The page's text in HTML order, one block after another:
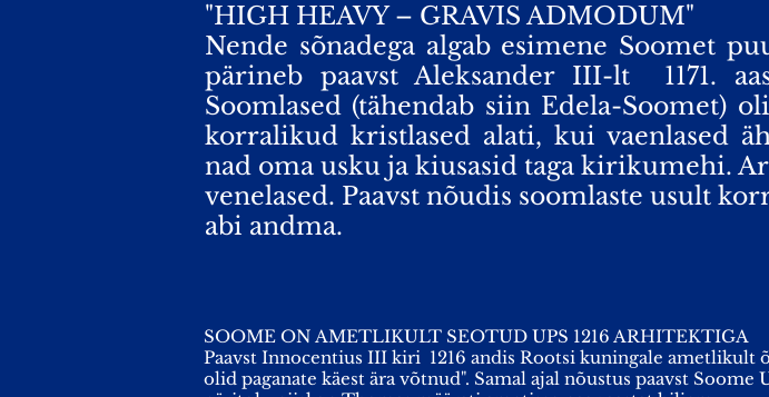
"HIGH HEAVY – GRAVIS ADMODUM"
Nende sõnadega algab esimene Soomet
pärineb paavst Aleksander III-lt
1171.
Soomlased (tähendab siin Edela-Soomet)
korralikud kristlased alati, kui vaenlased
nad oma usku ja kiusasid taga kirikumehi.
venelased. Paavst nõudis soomlaste usult
abi andma.
SOOME ON AMETLIKULT SEOTUD UPS 1216 ARHITEKTIGA
Paavst Innocentius III kiri 1216 andis Rootsi kuningale
olid paganate käest ära võtnud". Samal ajal nõustus paavst